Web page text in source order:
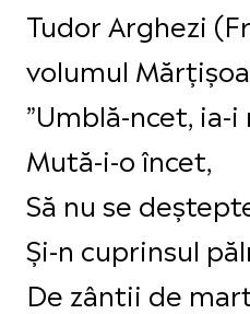
Tudor Arghezi
volumul
”Umblă-ncet, ia-
Mută-i-o încet,
Să nu se
Şi-n cuprinsul
De zântii de